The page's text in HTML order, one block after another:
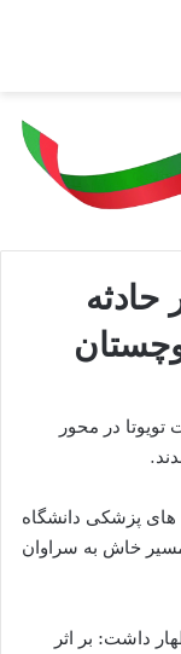
حادثه
در محور
پزشکی دانشگاه
خاش به سراوان
داشت: بر اثر